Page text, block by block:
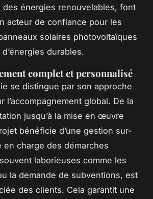
des énergies renouvelables, font
acteur de confiance pour les
solaires photovoltaïques
durables.
complet et personnalisé
se distingue par son approche
l’accompagnement global. De la
jusqu’à la mise en œuvre
bénéficie d’une gestion sur-
en charge des démarches
laborieuses comme les
la demande de subventions, est
des clients. Cela garantit une